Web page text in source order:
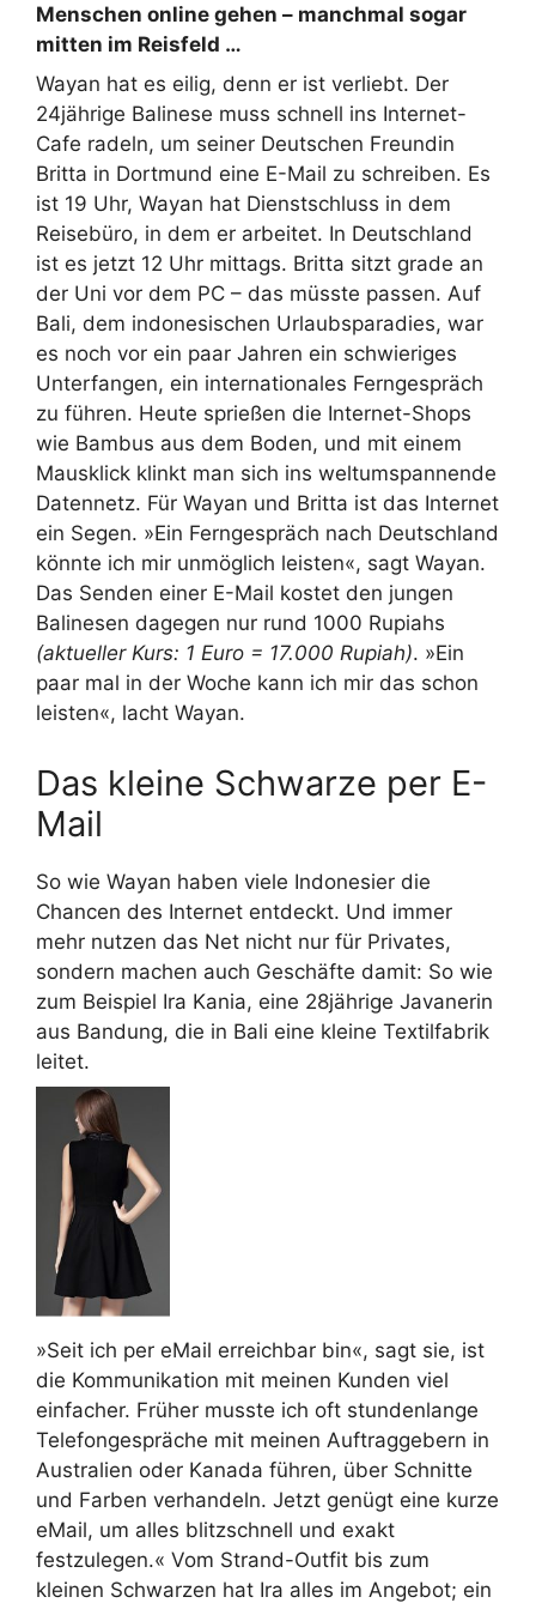
Menschen online gehen – manchmal sogar
mitten im Reisfeld …
Wayan hat es eilig, denn er ist verliebt. Der
24jährige Balinese muss schnell ins Internet-
Cafe radeln, um seiner Deutschen Freundin
Britta in Dortmund eine E-Mail zu schreiben. Es
ist 19 Uhr, Wayan hat Dienstschluss in dem
Reisebüro, in dem er arbeitet. In Deutschland
ist es jetzt 12 Uhr mittags. Britta sitzt grade an
der Uni vor dem PC – das müsste passen. Auf
Bali, dem indonesischen Urlaubsparadies, war
es noch vor ein paar Jahren ein schwieriges
Unterfangen, ein internationales Ferngespräch
zu führen. Heute sprießen die Internet-Shops
wie Bambus aus dem Boden, und mit einem
Mausklick klinkt man sich ins weltumspannende
Datennetz. Für Wayan und Britta ist das Internet
ein Segen. »Ein Ferngespräch nach Deutschland
könnte ich mir unmöglich leisten«, sagt Wayan.
Das Senden einer E-Mail kostet den jungen
Balinesen dagegen nur rund 1000 Rupiahs
(aktueller Kurs: 1 Euro = 17.000 Rupiah). »Ein
paar mal in der Woche kann ich mir das schon
leisten«, lacht Wayan.
Das kleine Schwarze per E-
Mail
So wie Wayan haben viele Indonesier die
Chancen des Internet entdeckt. Und immer
mehr nutzen das Net nicht nur für Privates,
sondern machen auch Geschäfte damit: So wie
zum Beispiel Ira Kania, eine 28jährige Javanerin
aus Bandung, die in Bali eine kleine Textilfabrik
leitet.
»Seit ich per eMail erreichbar bin«, sagt sie, ist
die Kommunikation mit meinen Kunden viel
einfacher. Früher musste ich oft stundenlange
Telefongespräche mit meinen Auftraggebern in
Australien oder Kanada führen, über Schnitte
und Farben verhandeln. Jetzt genügt eine kurze
eMail, um alles blitzschnell und exakt
festzulegen.« Vom Strand-Outfit bis zum
kleinen Schwarzen hat Ira alles im Angebot; ein